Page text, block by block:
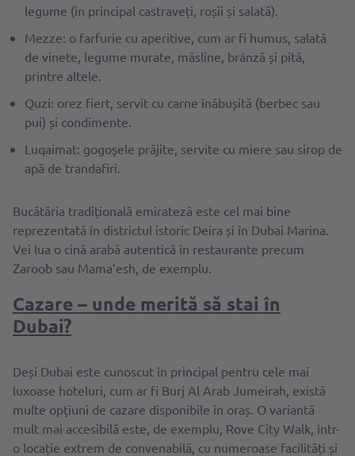
legume (în principal castraveți, roșii și salată).
Mezze: o farfurie cu aperitive, cum ar fi humus, salată
de vinete, legume murate, măsline, brânză și pită,
printre altele.
Quzi: orez fiert, servit cu carne înăbușită (berbec sau
pui) și condimente.
Luqaimat: gogoşele prăjite, servite cu miere sau sirop de
apă de trandafiri.
Bucătăria tradițională emirateză este cel mai bine
reprezentată în districtul istoric Deira și în Dubai Marina.
Vei lua o cină arabă autentică în restaurante precum
Zaroob sau Mama’esh, de exemplu.
Cazare – unde merită să stai în
Dubai?
Deși Dubai este cunoscut în principal pentru cele mai
luxoase hoteluri, cum ar fi Burj Al Arab Jumeirah, există
multe opţiuni de cazare disponibile în oraș. O variantă
mult mai accesibilă este, de exemplu, Rove City Walk, într-
o locație extrem de convenabilă, cu numeroase facilități și